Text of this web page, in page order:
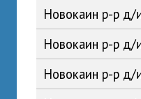
Новокаин р-р
Новокаин р-р д/
Новокаин р-р